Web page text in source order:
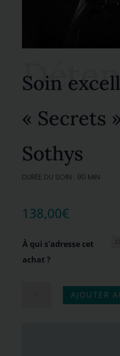
Soin
« Secrets
Sothys
DURÉE DU SOIN : 90 MIN
138,00€
À qui s'adresse cet
achat ?
AJOUTER